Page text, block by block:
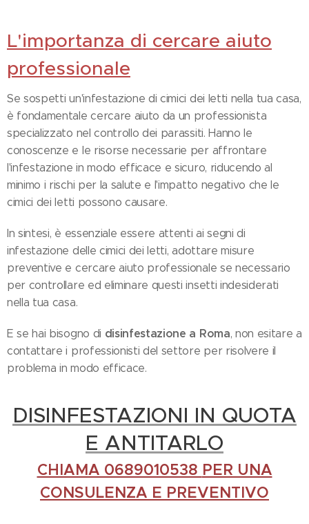
L'importanza di cercare aiuto
professionale
Se sospetti un'infestazione di cimici dei letti nella tua casa,
è fondamentale cercare aiuto da un professionista
specializzato nel controllo dei parassiti. Hanno le
conoscenze e le risorse necessarie per affrontare
l'infestazione in modo efficace e sicuro, riducendo al
minimo i rischi per la salute e l'impatto negativo che le
cimici dei letti possono causare.
In sintesi, è essenziale essere attenti ai segni di
infestazione delle cimici dei letti, adottare misure
preventive e cercare aiuto professionale se necessario
per controllare ed eliminare questi insetti indesiderati
nella tua casa.
E se hai bisogno di disinfestazione a Roma, non esitare a
contattare i professionisti del settore per risolvere il
problema in modo efficace.
DISINFESTAZIONI IN QUOTA
E ANTITARLO
CHIAMA 0689010538 PER UNA
CONSULENZA E PREVENTIVO